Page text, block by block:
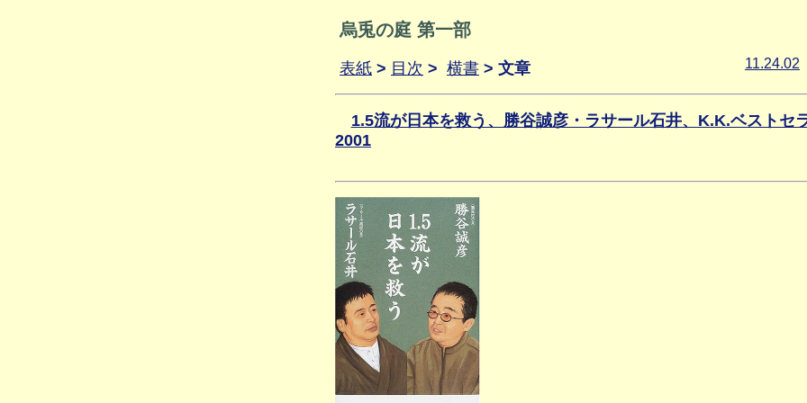
烏兎の庭 第一部
表紙 > 目次 > 横書 > 文章 11.24.02
1.5流が日本を救う、勝谷誠彦・ラサール石井、K.K.ベストセ
2001